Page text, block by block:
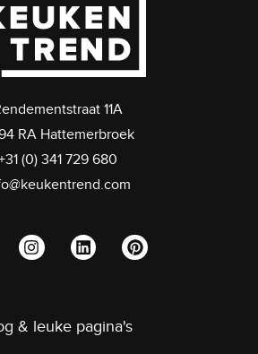
11A
RA Hattemerbroek
(0) 341 729 680
& leuke pagina's